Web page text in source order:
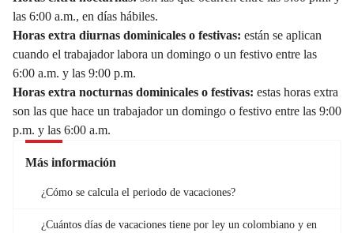
las 6:00 a.m., en días hábiles.
Horas extra diurnas dominicales o festivas: están se aplican
cuando el trabajador labora un domingo o un festivo entre las
6:00 a.m. y las 9:00 p.m.
Horas extra nocturnas dominicales o festivas: estas horas extra
son las que hace un trabajador un domingo o festivo entre las 9:00
p.m. y las 6:00 a.m.
Más información
¿Cómo se calcula el periodo de vacaciones?
¿Cuántos días de vacaciones tiene por ley un colombiano y en